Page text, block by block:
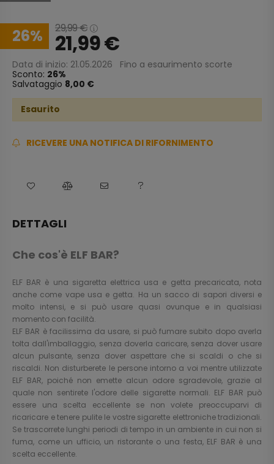
26 29,99€
21,99€
Data di inizio: 21.05.2026
Fino a esaurimento scorte
Sconto: 26
Salvataggio 8,00 €
Esaurito
RICEVERE UNA NOTIFICA DI RIFORNIMENTO
DETTAGLI
Che cos'è ELF BAR?
ELF BAR è una sigaretta elettrica usa e getta precaricata, nota
anche come vape usa e getta. Ha un sacco di sapori diversi e
molto intensi, e si può usare quasi ovunque e in qualsiasi
momento con facilità.
ELF BAR è facilissima da usare, si può fumare subito dopo averla
tolta dall'imballaggio, senza doverla caricare, senza dover usare
alcun pulsante, senza dover aspettare che si scaldi o che si
riscaldi. Non disturberete le persone intorno a voi mentre utilizzate
ELF BAR, poiché non emette alcun odore sgradevole, grazie al
quale non sentirete l'odore delle sigarette normali. ELF BAR può
essere una scelta eccellente se non volete preoccuparvi di
ricaricare e tenere pulite le vostre sigarette elettroniche tradizionali.
Se trascorrete lunghi periodi di tempo in un ambiente in cui non si
fuma, come un ufficio, un ristorante o una festa, ELF BAR è una
scelta eccellente.